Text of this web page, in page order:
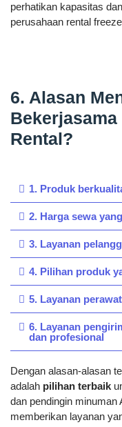
perhatikan kapasitas
perusahaan rental
6. Alasan
Rental?
1. Produk
2. Harga sewa
3. Layanan
4. Pilihan produk
5. Layanan
6. Layanan
dan profesional
Dengan alasan-alasan
adalah pilihan terbaik
dan pendingin minuman
memberikan layanan